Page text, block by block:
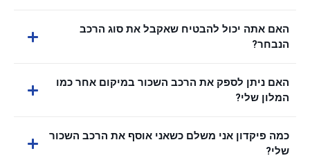
האם אתה יכול להבטיח שאקבל את סוג הרכב
הנבחר?
האם ניתן לספק את הרכב השכור במיקום אחר כמו
המלון שלי?
כמה פיקדון אני משלם כשאני אוסף את הרכב השכור
שלי?